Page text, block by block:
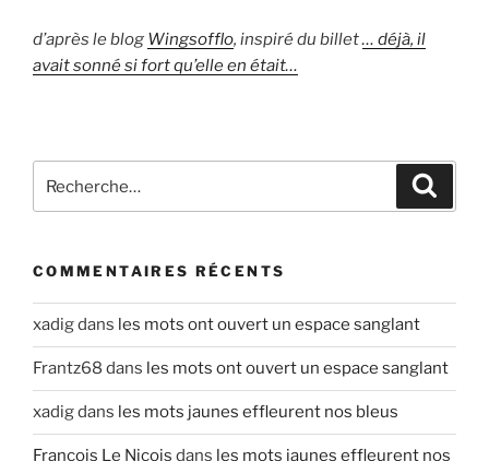
d’après le blog Wingsofflo, inspiré du billet… déjà, il
avait sonné si fort qu’elle en était…
pour
COMMENTAIRES RÉCENTS
xadigdans les mots ont ouvert un espace sanglant
Frantz68 dans les mots ont ouvert un espace sanglant
xadigdans les mots jaunes effleurent nos bleus
François Le Niçois dans les mots jaunes effleurent nos